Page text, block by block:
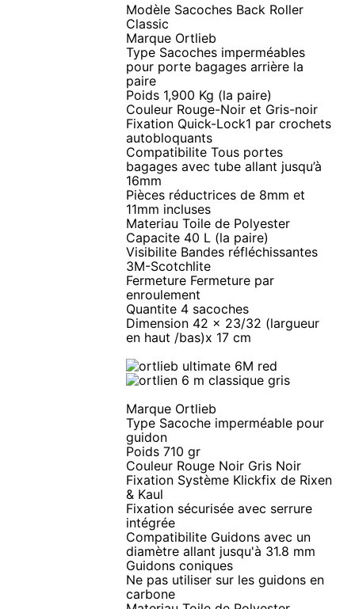
Modèle Sacoches Back Roller
Classic
Marque Ortlieb
Type Sacoches imperméables
pour porte bagages arrière la
paire
Poids 1,900 Kg (la paire)
Couleur Rouge-Noir et Gris-noir
Fixation Quick-Lock1 par crochets
autobloquants
Compatibilite Tous portes
bagages avec tube allant jusqu’à
16mm
Pièces réductrices de 8mm et
11mm incluses
Materiau Toile de Polyester
Capacite 40 L (la paire)
Visibilite Bandes réfléchissantes
3M-Scotchlite
Fermeture Fermeture par
enroulement
Quantite 4 sacoches
Dimension 42 x 23/32 (largueur
en haut /bas)x 17 cm
Marque Ortlieb
Type Sacoche imperméable pour
guidon
Poids 710 gr
Couleur Rouge Noir Gris Noir
Fixation Système Klickfix de Rixen
& Kaul
Fixation sécurisée avec serrure
intégrée
Compatibilite Guidons avec un
diamètre allant jusqu'à 31.8 mm
Guidons coniques
Ne pas utiliser sur les guidons en
carbone